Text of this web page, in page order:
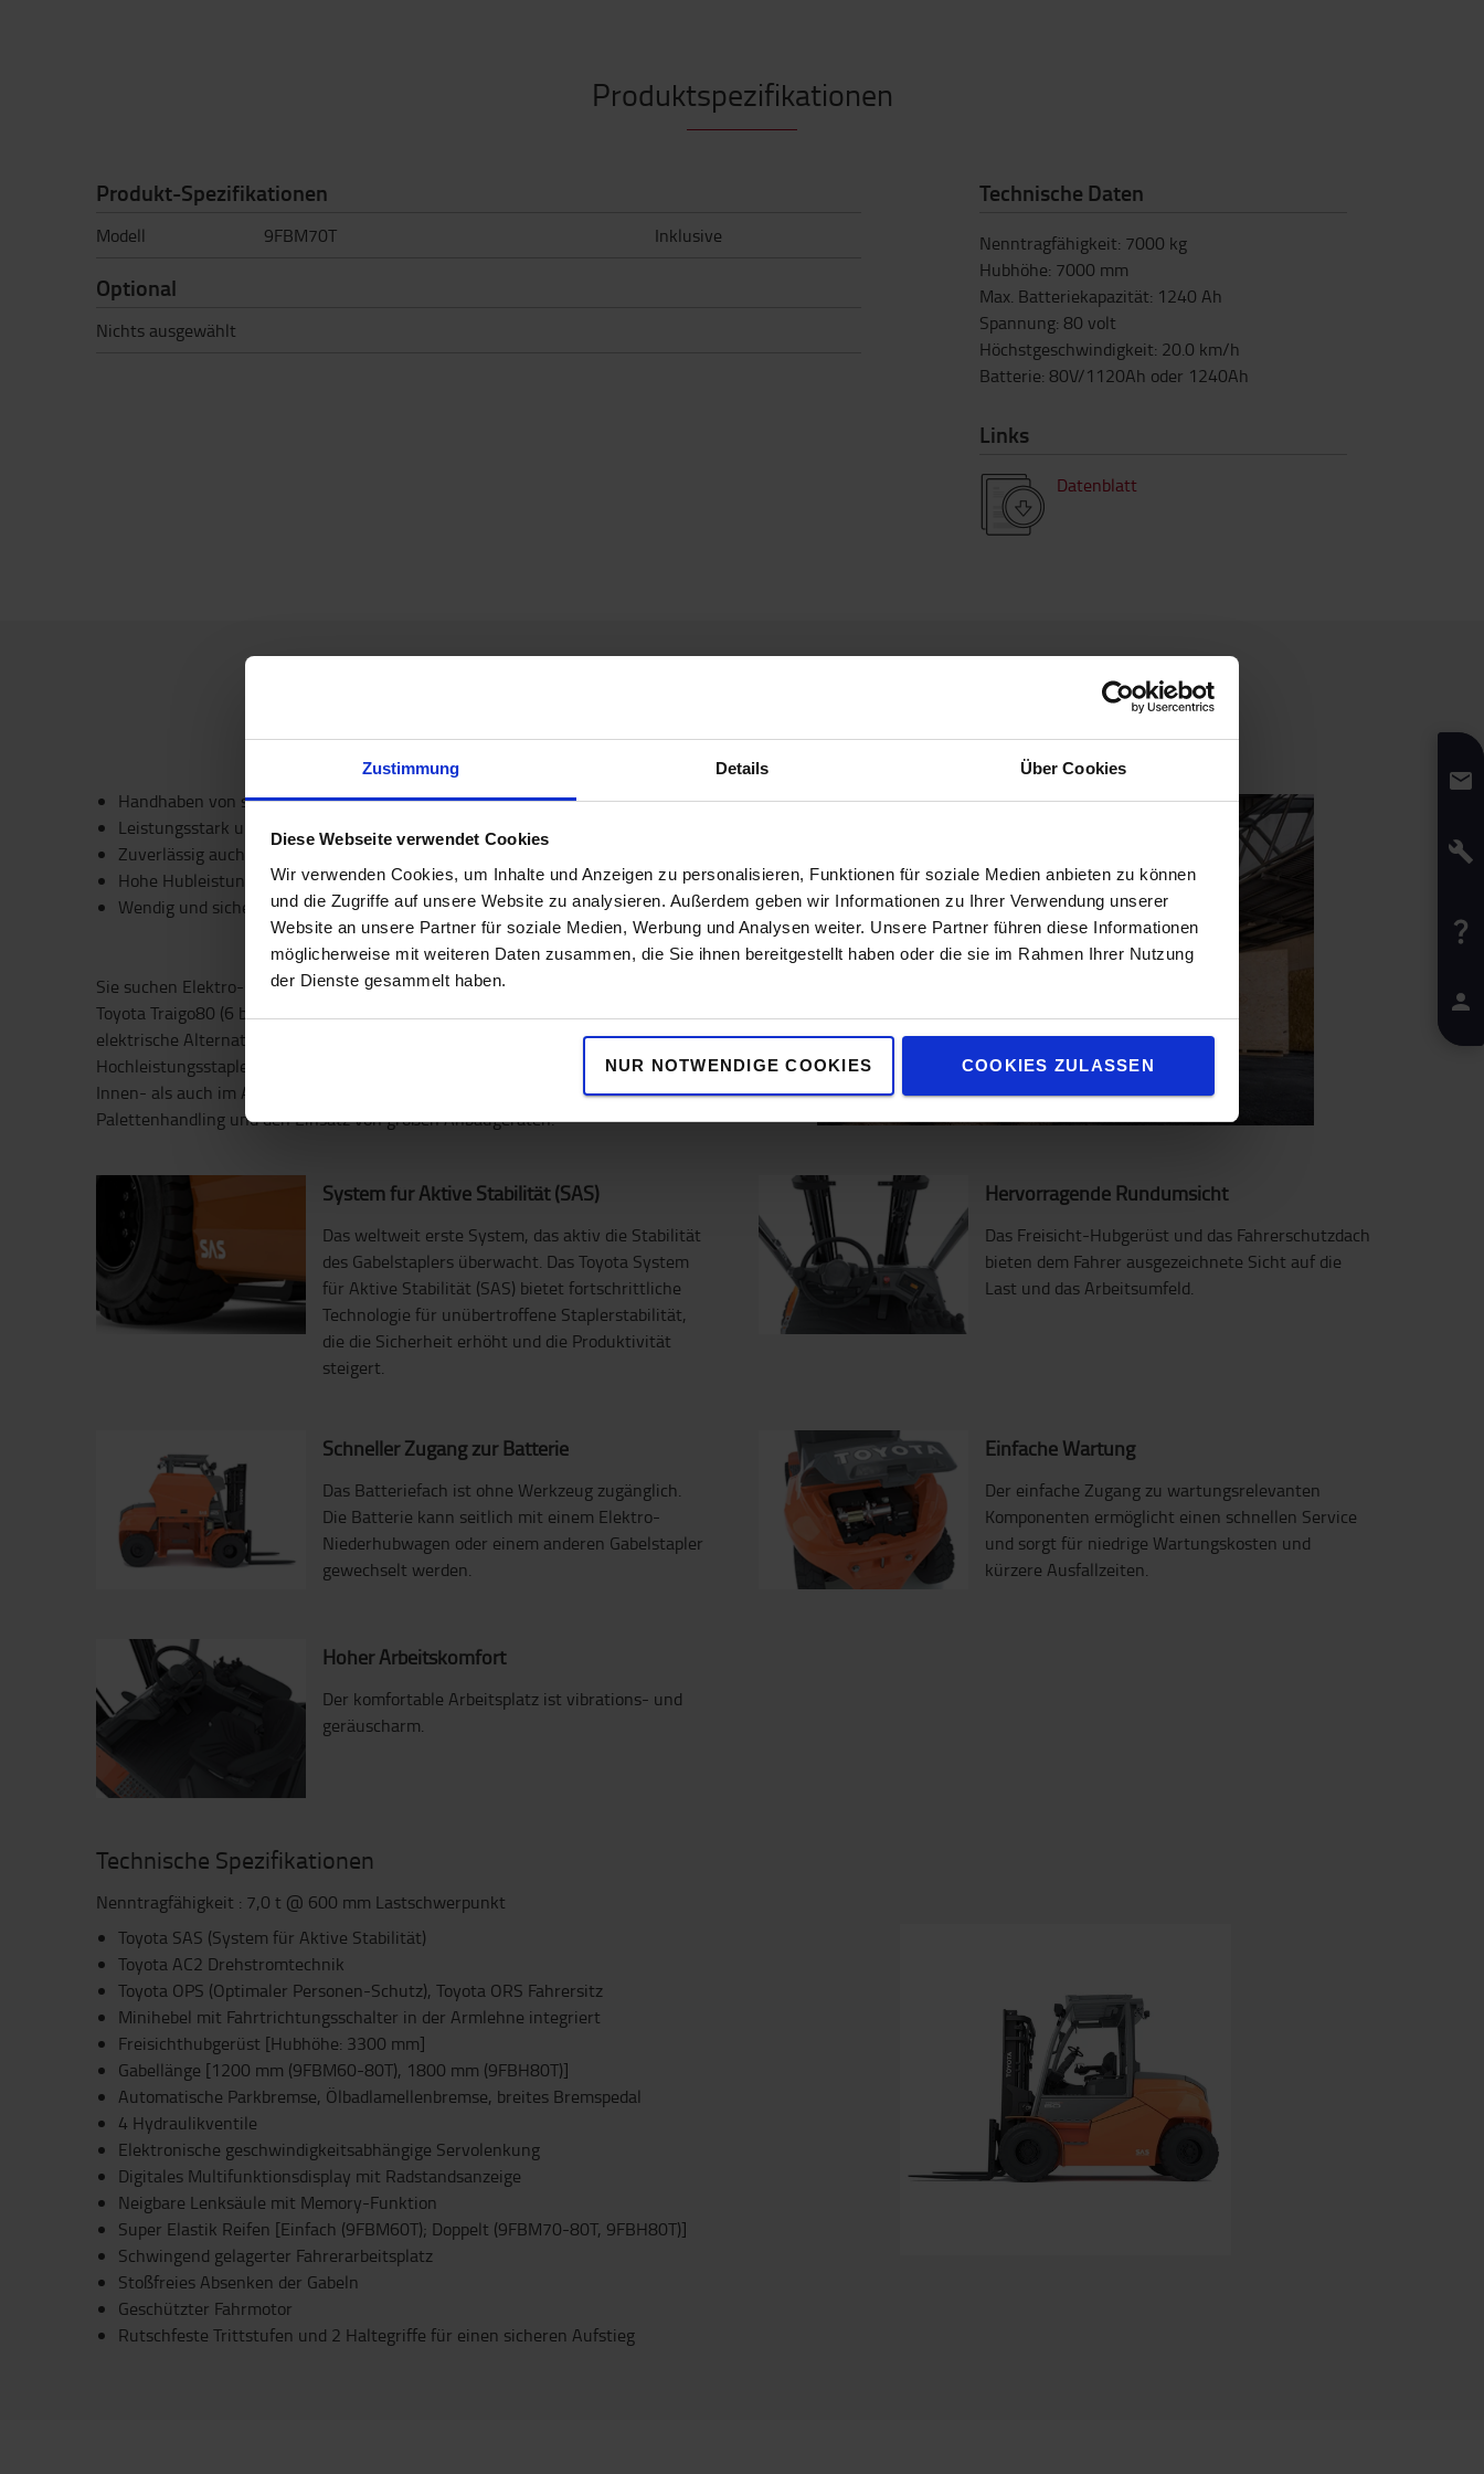
Zustimmung Details Über Cookies
Diese Webseite verwendet Cookies
Wir verwenden Cookies, um Inhalte und Anzeigen zu personalisieren, Funktionen für soziale Medien anbieten zu können
und die Zugriffe auf unsere Website zu analysieren. Außerdem geben wir Informationen zu Ihrer Verwendung unserer
Website an unsere Partner für soziale Medien, Werbung und Analysen weiter. Unsere Partner führen diese Informationen
möglicherweise mit weiteren Daten zusammen, die Sie ihnen bereitgestellt haben oder die sie im Rahmen Ihrer Nutzung
der Dienste gesammelt haben.
NUR NOTWENDIGE COOKIES COOKIES ZULASSEN
Produktspezifikationen
Produkt-Spezifikationen
Modell 9FBM70T Inklusive
Optional
Nichts ausgewählt
Technische Daten
Nenntragfähigkeit: 7000 kg
Hubhöhe: 7000 mm
Max. Batteriekapazität: 1240 Ah
Spannung: 80 volt
Höchstgeschwindigkeit: 20.0 km/h
Batterie: 80V/1120Ah oder 1240Ah
Links
Datenblatt
Handhaben von schweren Lasten
Leistungsstark und energieeffizient
Zuverlässig auch unter schwierigen Bedingungen
Hohe Hubleistung
Wendig und sicher beim Manövrieren
Sie suchen Elektro-Gabelstapler mit hoher Nenntragkraft für schwere Einsätze? Der
Toyota Traigo80 (6 bis 8 Tonnen) ist die geräuscharme, effiziente und leistungsstarke
elektrische Alternative zu verbrennungsmotorisch angetriebenen
Hochleistungsstaplern. Diese Baureihe wurde für anspruchsvolle Einsätze sowohl im
Innen- als auch im Außenbereich konzipiert. Die robuste Bauweise ermöglicht Multi-
Palettenhandling und den Einsatz von großen Anbaugeräten.
System für Aktive Stabilität (SAS)
Das weltweit erste System, das aktiv die Stabilität
des Gabelstaplers überwacht. Das Toyota System
für Aktive Stabilität (SAS) bietet fortschrittliche
Technologie für unübertroffene Staplerstabilität,
die die Sicherheit erhöht und die Produktivität
steigert.
Hervorragende Rundumsicht
Das Freisicht-Hubgerüst und das Fahrerschutzdach
bieten dem Fahrer ausgezeichnete Sicht auf die
Last und das Arbeitsumfeld.
Schneller Zugang zur Batterie
Das Batteriefach ist ohne Werkzeug zugänglich.
Die Batterie kann seitlich mit einem Elektro-
Niederhubwagen oder einem anderen Gabelstapler
gewechselt werden.
Einfache Wartung
Der einfache Zugang zu wartungsrelevanten
Komponenten ermöglicht einen schnellen Service
und sorgt für niedrige Wartungskosten und
kürzere Ausfallzeiten.
Hoher Arbeitskomfort
Der komfortable Arbeitsplatz ist vibrations- und
geräuscharm.
Technische Spezifikationen
Nenntragfähigkeit : 7,0 t @ 600 mm Lastschwerpunkt
Toyota SAS (System für Aktive Stabilität)
Toyota AC2 Drehstromtechnik
Toyota OPS (Optimaler Personen-Schutz), Toyota ORS Fahrersitz
Minihebel mit Fahrtrichtungsschalter in der Armlehne integriert
Freisichthubgerüst [Hubhöhe: 3300 mm]
Gabellänge [1200 mm (9FBM60-80T), 1800 mm (9FBH80T)]
Automatische Parkbremse, Ölbadlamellenbremse, breites Bremspedal
4 Hydraulikventile
Elektronische geschwindigkeitsabhängige Servolenkung
Digitales Multifunktionsdisplay mit Radstandsanzeige
Neigbare Lenksäule mit Memory-Funktion
Super Elastik Reifen [Einfach (9FBM60T); Doppelt (9FBM70-80T, 9FBH80T)]
Schwingend gelagerter Fahrerarbeitsplatz
Stoßfreies Absenken der Gabeln
Geschützter Fahrmotor
Rutschfeste Trittstufen und 2 Haltegriffe für einen sicheren Aufstieg